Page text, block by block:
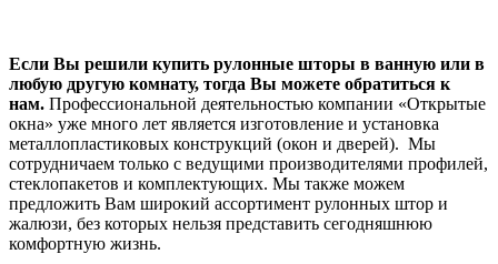
Если Вы решили купить рулонные шторы в ванную или в
любую другую комнату, тогда Вы можете обратиться к
нам. Профессиональной деятельностью компании «Открытые
окна» уже много лет является изготовление и установка
металлопластиковых конструкций (окон и дверей). Мы
сотрудничаем только с ведущими производителями профилей,
стеклопакетов и комплектующих. Мы также можем
предложить Вам широкий ассортимент рулонных штор и
жалюзи, без которых нельзя представить сегодняшнюю
комфортную жизнь.